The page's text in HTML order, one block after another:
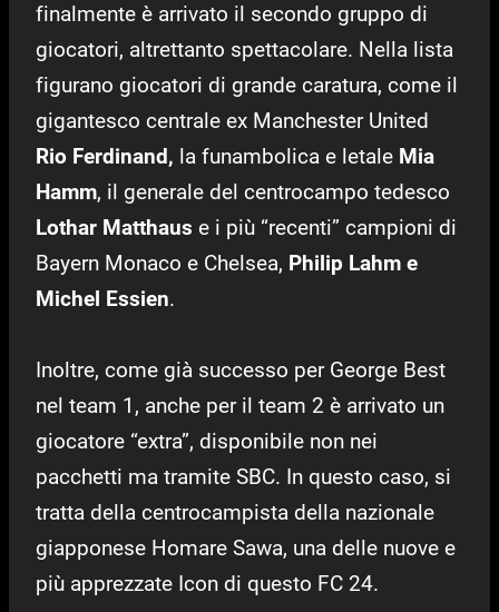
finalmente è arrivato il secondo gruppo di
giocatori, altrettanto spettacolare. Nella lista
figurano giocatori di grande caratura, come il
gigantesco centrale ex Manchester United
Rio Ferdinand, la funambolica e letale Mia
Hamm, il generale del centrocampo tedesco
Lothar Matthaus e i più “recenti” campioni di
Bayern Monaco e Chelsea, Philip Lahm e
Michel Essien.
Inoltre, come già successo per George Best
nel team 1, anche per il team 2 è arrivato un
giocatore “extra”, disponibile non nei
pacchetti ma tramite SBC. In questo caso, si
tratta della centrocampista della nazionale
giapponese Homare Sawa, una delle nuove e
più apprezzate Icon di questo FC 24.